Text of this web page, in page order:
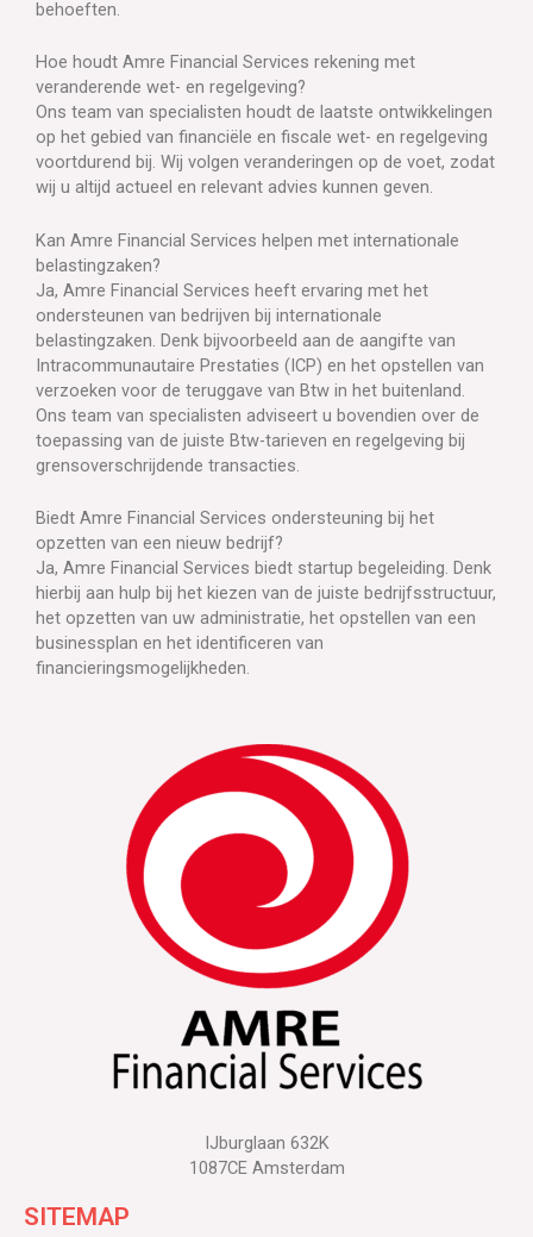
behoeften.
Hoe houdt Amre Financial Services rekening met
veranderende wet- en regelgeving?
Ons team van specialisten houdt de laatste ontwikkelingen
op het gebied van financiële en fiscale wet- en regelgeving
voortdurend bij. Wij volgen veranderingen op de voet, zodat
wij u altijd actueel en relevant advies kunnen geven.
Kan Amre Financial Services helpen met internationale
belastingzaken?
Ja, Amre Financial Services heeft ervaring met het
ondersteunen van bedrijven bij internationale
belastingzaken. Denk bijvoorbeeld aan de aangifte van
Intracommunautaire Prestaties (ICP) en het opstellen van
verzoeken voor de teruggave van Btw in het buitenland.
Ons team van specialisten adviseert u bovendien over de
toepassing van de juiste Btw-tarieven en regelgeving bij
grensoverschrijdende transacties.
Biedt Amre Financial Services ondersteuning bij het
opzetten van een nieuw bedrijf?
Ja, Amre Financial Services biedt startup begeleiding. Denk
hierbij aan hulp bij het kiezen van de juiste bedrijfsstructuur,
het opzetten van uw administratie, het opstellen van een
businessplan en het identificeren van
financieringsmogelijkheden.
IJburglaan 632K
1087CE Amsterdam
SITEMAP